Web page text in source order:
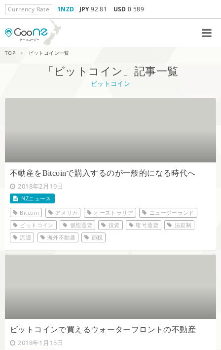
Currency Rate 1NZD JPY92.81 USD 0.589
TOP > ビットコイン一覧
「ビットコイン」記事一覧
ビットコイン
不動産をBitcoinで購入するのが一般的になる時代へ
2018年2月19日
NZニュース
Bitcoin
アメリカ オーストラリア
ニュージーランド
ビットコイン
仮想通貨 投資 暗号通貨
法規制
流通
海外不動産 節税
ビットコインで買えるウォーターフロントの不動産
2018年1月15日